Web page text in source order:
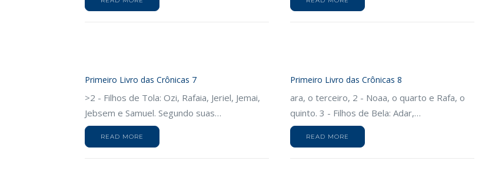
Primeiro Livro das Crônicas 7
>2 - Filhos de Tola: Ozi, Rafaia, Jeriel, Jemai,
Jebsem e Samuel. Segundo suas…
READ MORE
Primeiro Livro das Crônicas 8
ara, o terceiro, 2 - Noaa, o quarto e Rafa, o
quinto. 3 - Filhos de Bela: Adar,…
READ MORE